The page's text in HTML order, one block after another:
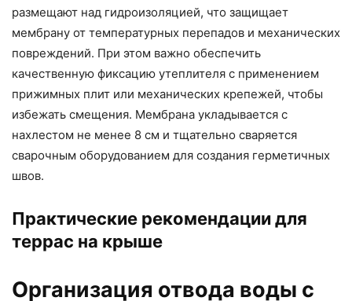
размещают над гидроизоляцией, что защищает
мембрану от температурных перепадов и механических
повреждений. При этом важно обеспечить
качественную фиксацию утеплителя с применением
прижимных плит или механических крепежей, чтобы
избежать смещения. Мембрана укладывается с
нахлестом не менее 8 см и тщательно сваряется
сварочным оборудованием для создания герметичных
швов.
Практические рекомендации для
террас на крыше
Организация отвода воды с